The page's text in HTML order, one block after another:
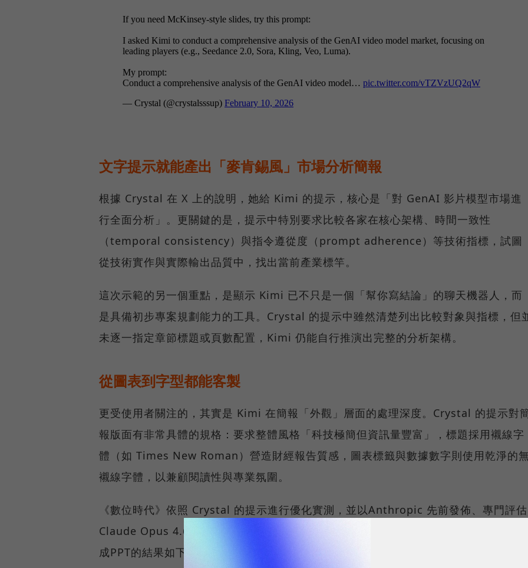
文字提示就能產出「麥肯錫風」市場分析簡報
根據 Crystal 在 X 上的說明，她給 Kimi 的提示，核心是「對 GenAI 影片模型市場進
行全面分析」。更關鍵的是，提示中特別要求比較各家在核心架構、時間一致性
（temporal consistency）與指令遵從度（prompt adherence）等技術指標，試圖
從技術實作與實際輸出品質中，找出當前產業標竿。
這次示範的另一個重點，是顯示 Kimi 已不只是一個「幫你寫結論」的聊天機器人，而
是具備初步專案規劃能力的工具。Crystal 的提示中雖然清楚列出比較對象與指標，但
未逐一指定章節標題或頁數配置，Kimi 仍能自行推演出完整的分析架構。
從圖表到字型都能客製
更受使用者關注的，其實是 Kimi 在簡報「外觀」層面的處理深度。Crystal 的提示對
報版面有非常具體的規格：要求整體風格「科技極簡但資訊量豐富」，標題採用襯線字
體（如 Times New Roman）營造財經報告質感，圖表標籤與數據數字則使用乾淨的
襯線字體，以兼顧閱讀性與專業氛圍。
《數位時代》依照 Crystal 的提示進行優化實測，並以Anthropic 先前發佈、專門評估
Claude Opus 4.6「內部破壞／顛覆(sabotage)風險」 的技術風險報告當作測試，其
成PPT的結果如下（PPT本身由Claude生成）：